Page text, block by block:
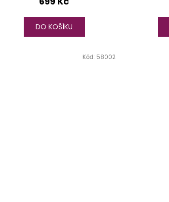
DO KOŠÍKU
Kód: 58002